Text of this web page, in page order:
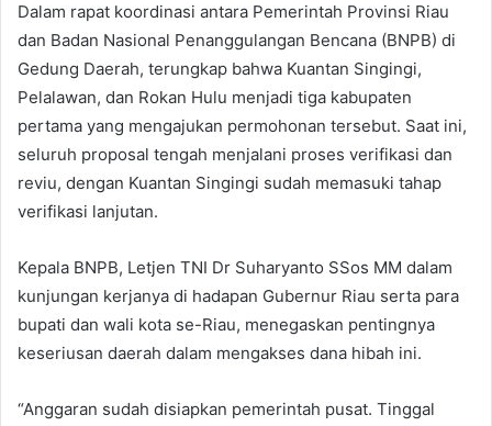
Dalam rapat koordinasi antara Pemerintah Provinsi Riau
dan Badan Nasional Penanggulangan Bencana (BNPB) di
Gedung Daerah, terungkap bahwa Kuantan Singingi,
Pelalawan, dan Rokan Hulu menjadi tiga kabupaten
pertama yang mengajukan permohonan tersebut. Saat ini,
seluruh proposal tengah menjalani proses verifikasi dan
reviu, dengan Kuantan Singingi sudah memasuki tahap
verifikasi lanjutan.
Kepala BNPB, Letjen TNI Dr Suharyanto SSos MM dalam
kunjungan kerjanya di hadapan Gubernur Riau serta para
bupati dan wali kota se-Riau, menegaskan pentingnya
keseriusan daerah dalam mengakses dana hibah ini.
“Anggaran sudah disiapkan pemerintah pusat. Tinggal